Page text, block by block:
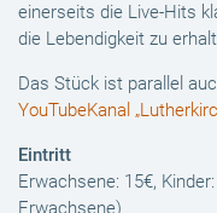
einerseits die Live-Hits
die Lebendigkeit zu
Das Stück ist parallel
YouTubeKanal
Eintritt
Erwachsene: 15€,
Erwachsene)